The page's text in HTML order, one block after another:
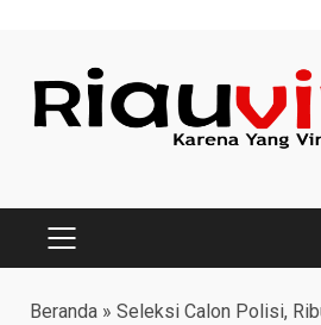
content
PRIMARY
Beranda » Seleksi Calon Polisi,